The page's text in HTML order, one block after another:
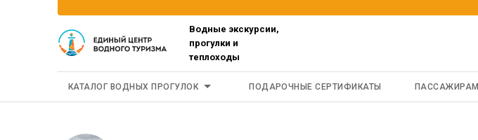
Водные экскурсии,
прогулки и
теплоходы
КАТАЛОГ ВОДНЫХ ПРОГУЛОК ПОДАРОЧНЫЕ СЕРТИФИКАТЫ ПАССАЖИРАМ